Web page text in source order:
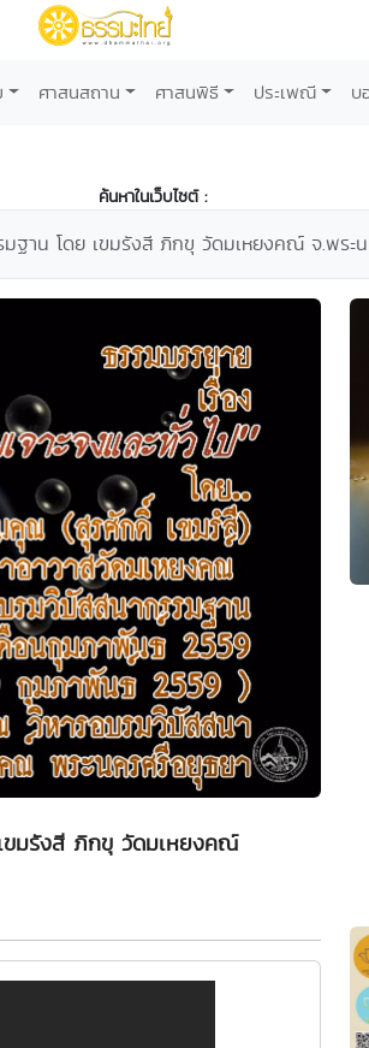
ศาสนสถาน ศาสนพิธี ประเพณี บ
ค้นหาในเว็บไซต์ :
มฐาน โดย เขมรังสี ภิกขุ วัดมเหยงคณ์ จ.พระ
ขมรังสี ภิกขุ วัดมเหยงคณ์